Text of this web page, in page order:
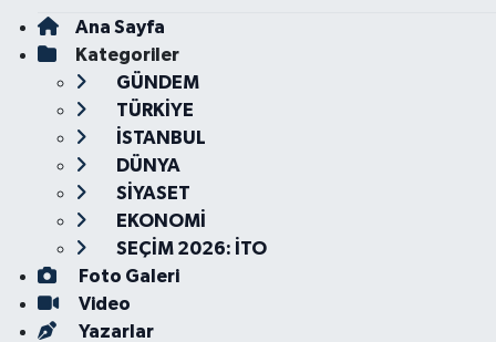
Ana Sayfa
Kategoriler
GÜNDEM
TÜRKİYE
İSTANBUL
DÜNYA
SİYASET
EKONOMİ
SEÇİM 2026: İTO
Foto Galeri
Video
Yazarlar